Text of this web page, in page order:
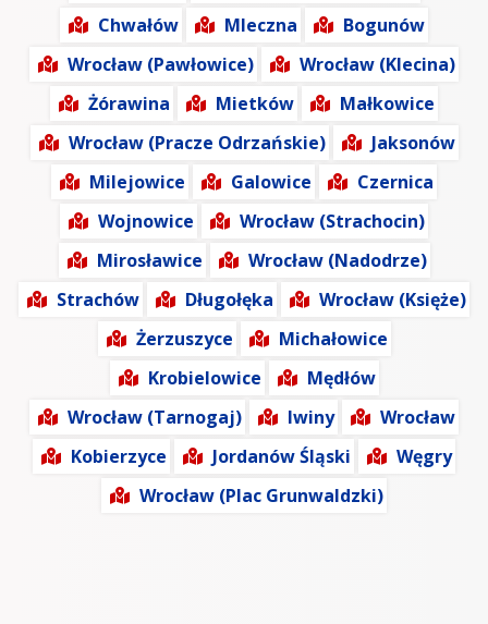
Chwałów
Mleczna
Bogunów
Wrocław (Pawłowice)
Wrocław (Klecina)
Żórawina
Mietków
Małkowice
Wrocław (Pracze Odrzańskie)
Jaksonów
Milejowice
Galowice
Czernica
Wojnowice
Wrocław (Strachocin)
Mirosławice
Wrocław (Nadodrze)
Strachów
Długołęka
Wrocław (Księże)
Żerzuszyce
Michałowice
Krobielowice
Mędłów
Wrocław (Tarnogaj)
Iwiny
Wrocław
Kobierzyce
Jordanów Śląski
Węgry
Wrocław (Plac Grunwaldzki)